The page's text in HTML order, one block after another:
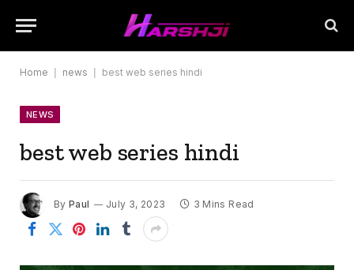
Home news best web series hindi
NEWS
best web series hindi
By Paul July 3, 2023 3 Mins Read